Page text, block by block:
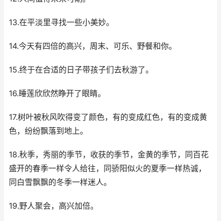
13.在平淡里寻找一些小美妙。
14.今天有四倍的高兴，周末、可乐、野餐和你。
15.终于在合适的日子带孩子们去秋游了。
16.睡莲欣欣然睁开了眼睛。
17.树叶被秋风吹得变了颜色，有的变成红色，有的变成黄
色，纷纷飘落到地上。
18.秋季，秀丽的季节，收获的季节，金黄的季节，同百花
盛开的春季一样令人给往，同骄阳似火的夏季一样热诚，
同白雪飘飘的冬季一样迷人。
19.野人聚会，高兴加倍。